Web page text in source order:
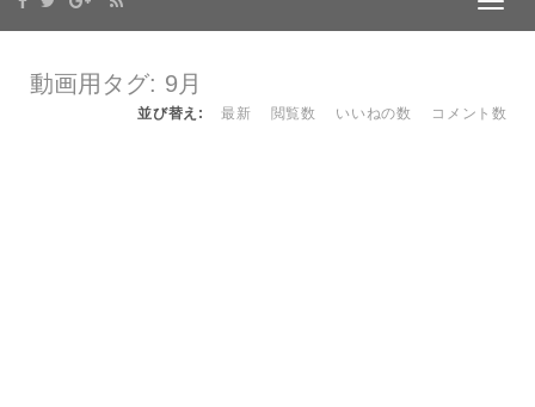
動画用タグ: 9月
並び替え: 最新 閲覧数 いいねの数 コメント数